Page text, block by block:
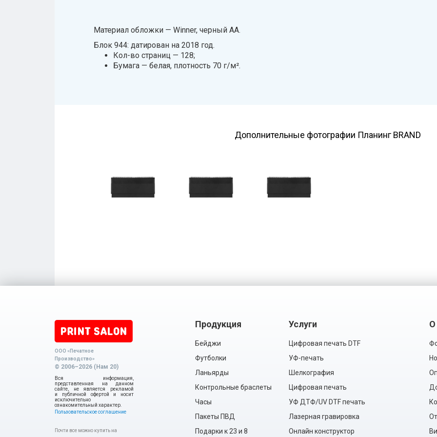
Материал обложки — Winner, черный АА.
Блок 944: датирован на 2018 год.
Кол-во страниц — 128;
Бумага — белая, плотность 70 г/м².
Дополнительные фотографии Планинг BRAND
ООО «Печатное
Производство»
© 2006–2026 (Нам 20)
Вся информация,
представленная на данном
сайте, не является рекламой
и публичной офертой и носит
исключительно
ознакомительный характер.
Пользовательское соглашение
Почти все можно купить на
Продукция
Бейджи
Футболки
Ланьярды
Контрольные браслеты
Часы
Пакеты ПВД
Подарки к 23 и 8
Услуги
Цифровая печать DTF
УФ-печать
Шелкография
Цифровая печать
УФ ДТФ/UV DTF печать
Лазерная гравировка
Онлайн конструктор
О